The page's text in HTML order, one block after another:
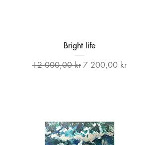
Bright life
Vanlig pris
12 000,00 krSalgspris
7 200,00 kr